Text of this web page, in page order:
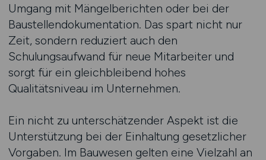
Umgang mit Mängelberichten oder bei der
Baustellendokumentation. Das spart nicht nur
Zeit, sondern reduziert auch den
Schulungsaufwand für neue Mitarbeiter und
sorgt für ein gleichbleibend hohes
Qualitätsniveau im Unternehmen.
Ein nicht zu unterschätzender Aspekt ist die
Unterstützung bei der Einhaltung gesetzlicher
Vorgaben. Im Bauwesen gelten eine Vielzahl an